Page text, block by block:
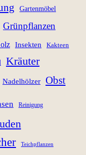
Gartenmöbel
Grünpflanzen
Insekten Kakteen
Kräuter
Nadelhölzer Obst
Reinigung
Teichpflanzen